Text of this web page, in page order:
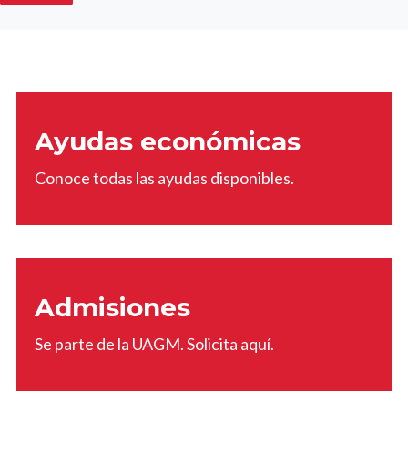
Ayudas económicas
Conoce todas las ayudas disponibles.
Admisiones
Se parte de la UAGM. Solicita aquí.